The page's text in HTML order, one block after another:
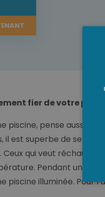
fier de votre
piscine, pense aussi à
il est superbe de se
qui veut réchauffer
Pendant une
piscine illuminée. Pour